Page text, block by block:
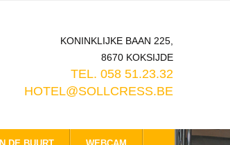
KONINKLIJKE BAAN 225,
8670 KOKSIJDE
TEL. 058 51.23.32
HOTEL@SOLLCRESS.BE